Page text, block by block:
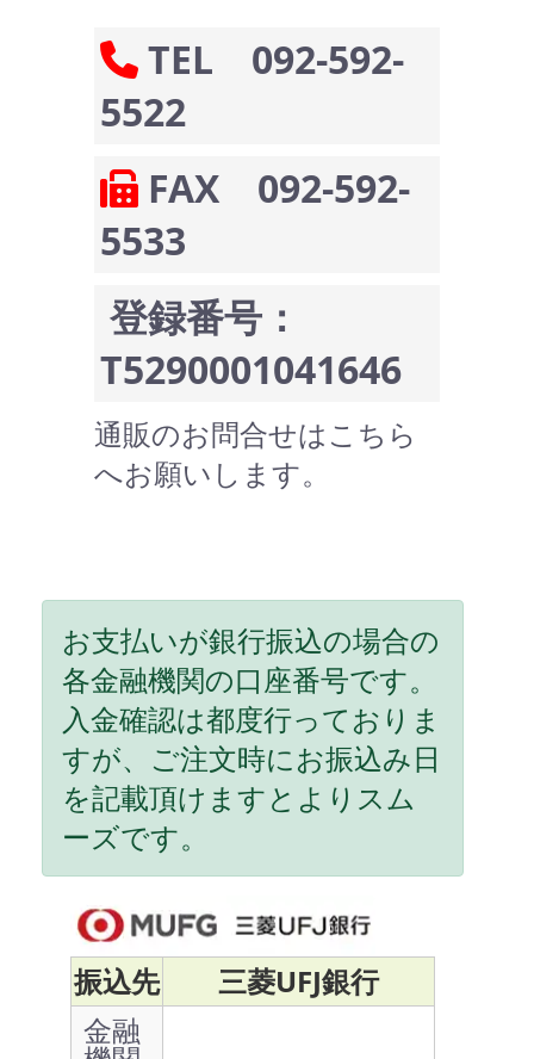
TEL 092-592-
5522
FAX 092-592-
5533
登録番号：
T5290001041646
通販のお問合せはこちら
へお願いします。
お支払いが銀行振込の場合の
各金融機関の口座番号です。
入金確認は都度行っておりま
すが、ご注文時にお振込み日
を記載頂けますとよりスム
ーズです。
振込先
三菱UFJ銀行
金融